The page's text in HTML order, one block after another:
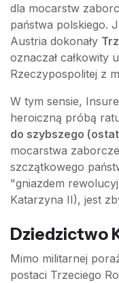
dla mocarstw
państwa polskiego.
Austria dokonały
oznaczał całkowity
Rzeczypospolitej z
W tym sensie,
heroiczną próbą
do szybszego
mocarstwa
szczątkowego
"gniazdem
Katarzyna II), jest
Dziedzictwo
Mimo militarnej
postaci Trzeciego